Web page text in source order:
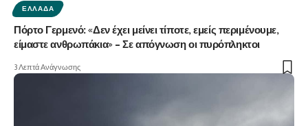
ΕΛΛΆΔΑ
Πόρτο Γερμενό: «Δεν έχει μείνει τίποτε, εμείς περιμένουμε,
είμαστε ανθρωπάκια» – Σε απόγνωση οι πυρόπληκτοι
3 Λεπτά Ανάγνωσης